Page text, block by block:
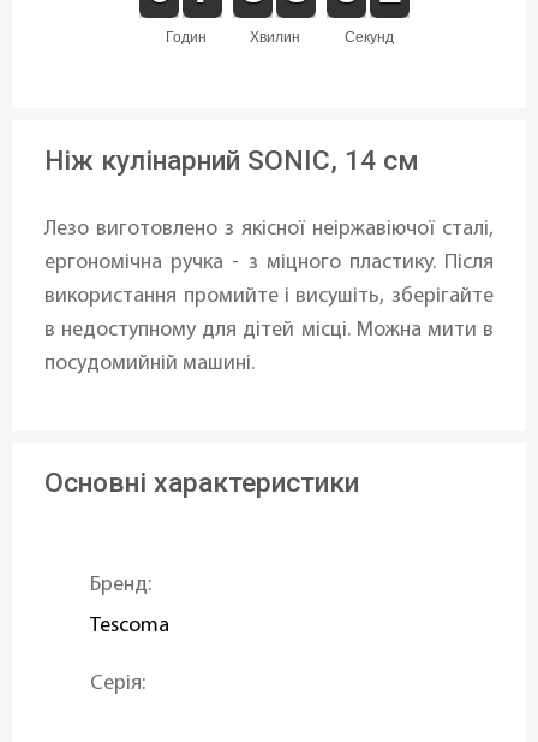
годин хвилин секунд
Ніж кулінарний SONIC, 14 см
Лезо виготовлено з якісної неіржавіючої сталі,
ергономічна ручка - з міцного пластику. Після
використання промийте і висушіть, зберігайте
в недоступному для дітей місці. Можна мити в
посудомийній машині.
Основні характеристики
Бренд:
Tescoma
Серія: